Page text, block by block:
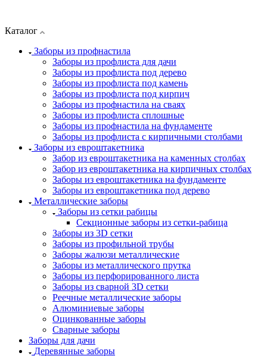
Каталог
Заборы из профнастила
Заборы из профлиста для дачи
Заборы из профлиста под дерево
Заборы из профлиста под камень
Заборы из профлиста под кирпич
Заборы из профнастила на сваях
Заборы из профлиста сплошные
Заборы из профнастила на фундаменте
Заборы из профлиста с кирпичными столбами
Заборы из евроштакетника
Забор из евроштакетника на каменных столбах
Забор из евроштакетника на кирпичных столбах
Заборы из евроштакетника на фундаменте
Заборы из евроштакетника под дерево
Металлические заборы
Заборы из сетки рабицы
Секционные заборы из сетки-рабица
Заборы из 3D сетки
Заборы из профильной трубы
Заборы жалюзи металлические
Заборы из металлического прутка
Заборы из перфорированного листа
Заборы из сварной 3D сетки
Реечные металлические заборы
Алюминиевые заборы
Оцинкованные заборы
Сварные заборы
Заборы для дачи
Деревянные заборы